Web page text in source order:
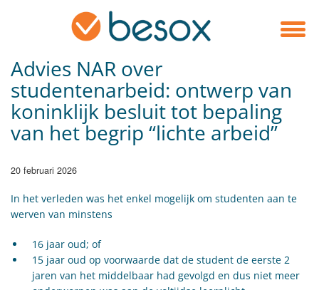
Advies NAR over
studentenarbeid: ontwerp van
koninklijk besluit tot bepaling
van het begrip “lichte arbeid”
20 februari 2026
​In het verleden was het enkel mogelijk om studenten aan te
werven van minstens
16 jaar oud; of
15 jaar oud op voorwaarde dat de student de eerste 2
jaren van het middelbaar had gevolgd en dus niet meer